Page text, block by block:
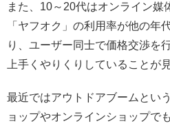
また、10～20代はオンライン媒
「ヤフオク」の利用率が他の年
り、ユーザー同士で価格交渉を
上手くやりくりしていることが
最近ではアウトドアブームとい
ョップやオンラインショップで